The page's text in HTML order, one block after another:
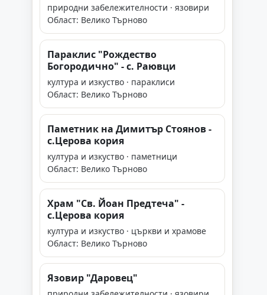
природни забележителности · язовири
Област: Велико Търново
Параклис "Рождество
Богородично" - с. Раювци
култура и изкуство · параклиси
Област: Велико Търново
Паметник на Димитър Стоянов -
с.Церова кория
култура и изкуство · паметници
Област: Велико Търново
Храм "Св. Йоан Предтеча" -
с.Церова кория
култура и изкуство · църкви и храмове
Област: Велико Търново
Язовир "Даровец"